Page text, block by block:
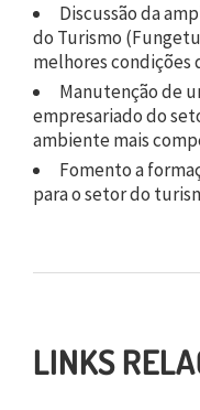
Discussão da
do Turismo
melhores condições
Manutenção de
empresariado do
ambiente mais
Fomento a
para o setor do
LINKS